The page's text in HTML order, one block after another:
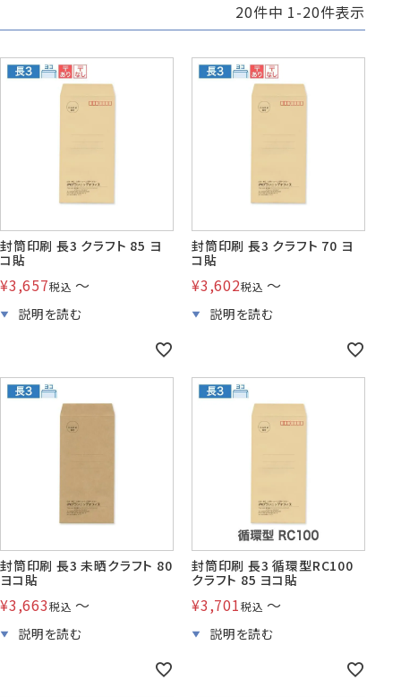
辞令用紙
印刷
株券・商品券
発送・包装・梱包資
材
見本帳
長4窓封筒
B5横3つ折
90×205
長40封筒
A4横4つ折
90×225
長1封筒
142×332
B5縦2つ折
119×277 110×220
返信用封筒
A4横3つ折
洋2タテ封筒
A4横・縦4つ折
洋5タテ封筒
紙製クリアファイル印刷サービス
喪中はがき印刷サービス
20件中 1-20件表示
封筒印刷 長3 クラフト 85 ヨ
コ貼
¥3,657税込 〜
封筒印刷 長3 クラフト 70 ヨ
コ貼
¥3,602税込 〜
封筒印刷 長3 未晒クラフト 80
ヨコ貼
¥3,663税込 〜
封筒印刷 長3 循環型RC100
クラフト 85 ヨコ貼
¥3,701税込 〜